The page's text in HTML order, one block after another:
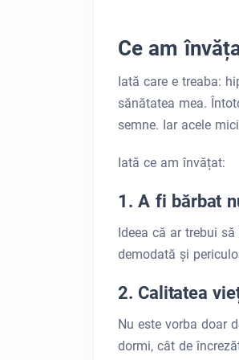
Ce am
Iată care e treaba:
sănătatea mea.
semne. Iar acele
Iată ce am învățat:
1. A fi bărbat
Ideea că ar trebui
demodată și
2. Calitatea
Nu este vorba doar
dormi, cât de